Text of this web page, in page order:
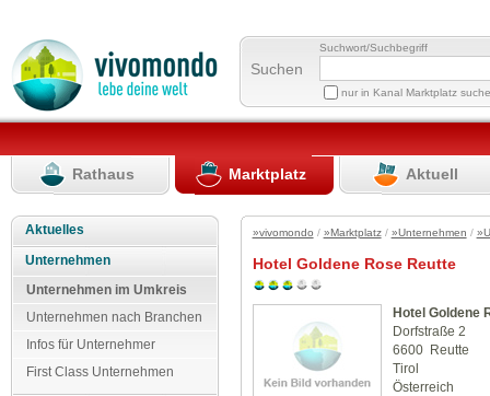
Suchen
Suchwort/Suchbegriff
nur in Kanal Marktplatz
Rathaus Marktplatz Aktuell
Aktuelles
Unternehmen
Unternehmen im Umkreis
Unternehmen nach Branchen
Infos für Unternehmer
First Class Unternehmen
»vivomondo / »Marktplatz/ »Unternehmen /
Hotel Goldene Rose Reutte
Hotel Goldene
Dorfstraße 2
6600 Reutte
Tirol
Österreich